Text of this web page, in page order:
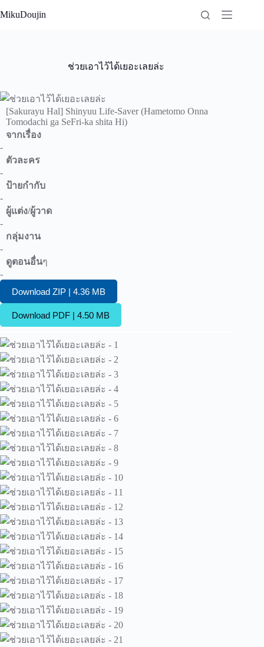
to
MikuDoujin
ช่วยเอาไว้ได้เยอะเลยล่ะ
[Sakurayu Hal] Shinyuu Life-Saver (Hametomo Onna
Tomodachi ga SeFri-ka shita Hi)
จากเรื่อง
-
ตัวละคร
-
ป้ายกำกับ
-
ผู้แต่ง/ผู้วาด
-
กลุ่มงาน
-
ดูตอนอื่นๆ
-
Download ZIP | 4.36 MB
Download PDF | 4.50 MB